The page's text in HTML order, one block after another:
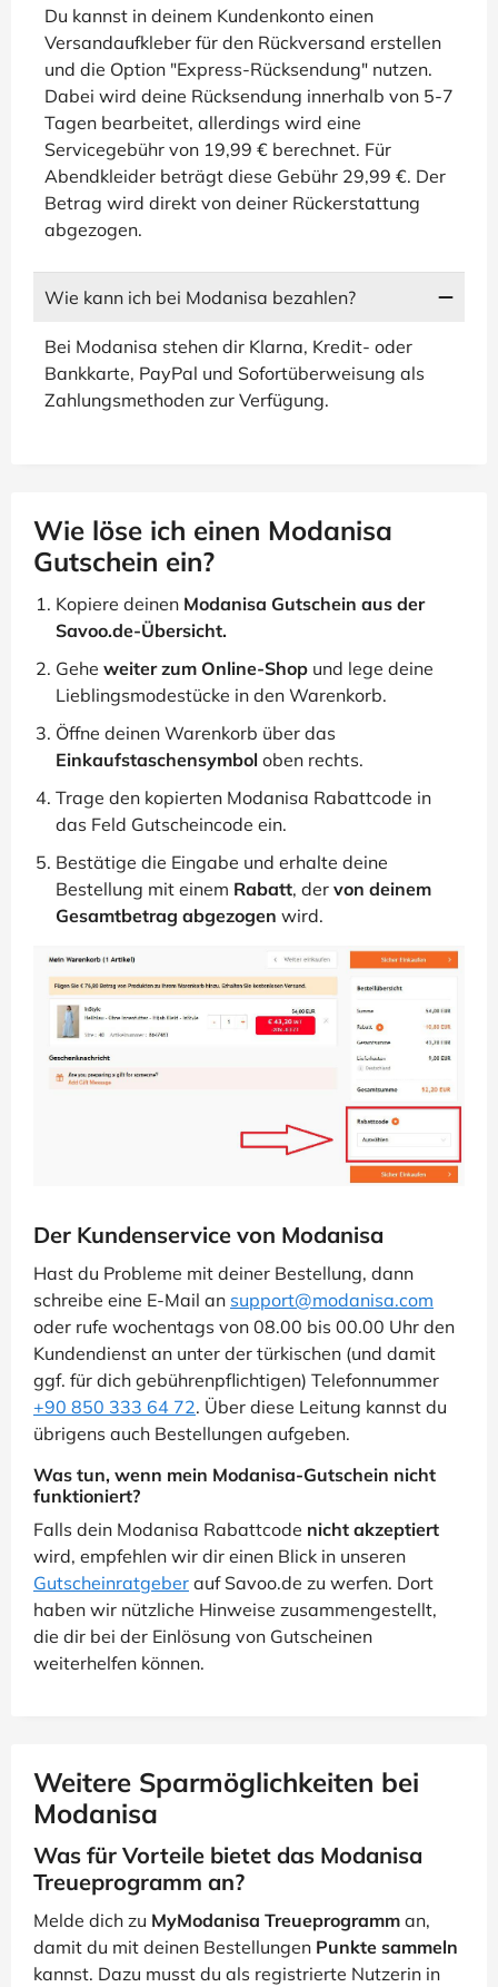
Du kannst in deinem Kundenkonto einen
Versandaufkleber für den Rückversand erstellen
und die Option "Express-Rücksendung" nutzen.
Dabei wird deine Rücksendung innerhalb von 5-7
Tagen bearbeitet, allerdings wird eine
Servicegebühr von 19,99 € berechnet. Für
Abendkleider beträgt diese Gebühr 29,99 €. Der
Betrag wird direkt von deiner Rückerstattung
abgezogen.
Wie kann ich bei Modanisa bezahlen?
Bei Modanisa stehen dir Klarna, Kredit- oder
Bankkarte, PayPal und Sofortüberweisung als
Zahlungsmethoden zur Verfügung.
Wie löse ich einen Modanisa
Gutschein ein?
Kopiere deinen Modanisa Gutschein aus der
Savoo.de-Übersicht.
Gehe weiter zum Online-Shop und lege deine
Lieblingsmodestücke in den Warenkorb.
Öffne deinen Warenkorb über das
Einkaufstaschensymbol oben rechts.
Trage den kopierten Modanisa Rabattcode in
das Feld Gutscheincode ein.
Bestätige die Eingabe und erhalte deine
Bestellung mit einem Rabatt, der von deinem
Gesamtbetrag abgezogen wird.
Der Kundenservice von Modanisa
Hast du Probleme mit deiner Bestellung, dann
schreibe eine E-Mail an support@modanisa.com
oder rufe wochentags von 08.00 bis 00.00 Uhr den
Kundendienst an unter der türkischen (und damit
ggf. für dich gebührenpflichtigen) Telefonnummer
+90 850 333 64 72. Über diese Leitung kannst du
übrigens auch Bestellungen aufgeben.
Was tun, wenn mein Modanisa-Gutschein nicht
funktioniert?
Falls dein Modanisa Rabattcode nicht akzeptiert
wird, empfehlen wir dir einen Blick in unseren
Gutscheinratgeber auf Savoo.de zu werfen. Dort
haben wir nützliche Hinweise zusammengestellt,
die dir bei der Einlösung von Gutscheinen
weiterhelfen können.
Weitere Sparmöglichkeiten bei
Modanisa
Was für Vorteile bietet das Modanisa
Treueprogramm an?
Melde dich zu MyModanisa Treueprogramm an,
damit du mit deinen Bestellungen Punkte sammeln
kannst. Dazu musst du als registrierte Nutzerin in